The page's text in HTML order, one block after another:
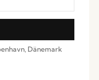
Dänemark